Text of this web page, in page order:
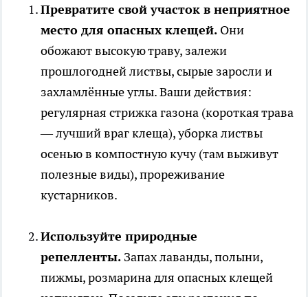
Превратите свой участок в неприятное
место для опасных клещей. Они
обожают высокую траву, залежи
прошлогодней листвы, сырые заросли и
захламлённые углы. Ваши действия:
регулярная стрижка газона (короткая трава
— лучший враг клеща), уборка листвы
осенью в компостную кучу (там выживут
полезные виды), прореживание
кустарников.
Используйте природные
репелленты. Запах лаванды, полыни,
пижмы, розмарина для опасных клещей